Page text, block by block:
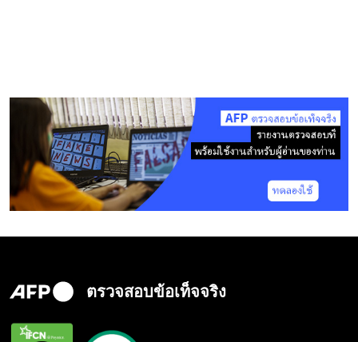
ตรวจสอบข้อเท็จจริง